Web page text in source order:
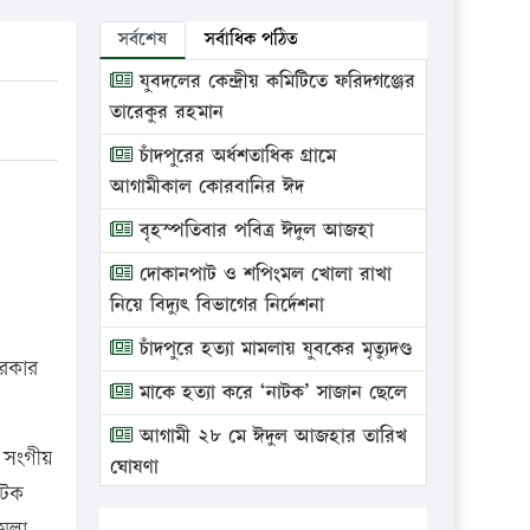
সর্বশেষ সর্বাধিক পঠিত
যুবদলের কেন্দ্রীয় কমিটিতে ফরিদগঞ্জের
তারেকুর রহমান
চাঁদপুরের অর্ধশতাধিক গ্রামে
আগামীকাল কোরবানির ঈদ
বৃহস্পতিবার পবিত্র ঈদুল আজহা
দোকানপাট ও শপিংমল খোলা রাখা
নিয়ে বিদ্যুৎ বিভাগের নির্দেশনা
চাঁদপুরে হত্যা মামলায় যুবকের মৃত্যুদণ্ড
মাকে হত্যা করে ‘নাটক’ সাজান ছেলে
আগামী ২৮ মে ঈদুল আজহার তারিখ
ঘোষণা